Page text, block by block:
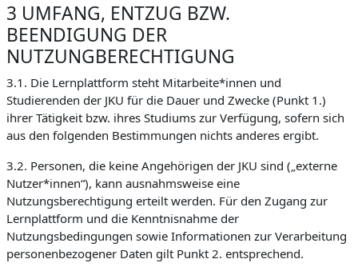
3 UMFANG, ENTZUG BZW.
BEENDIGUNG DER
NUTZUNGBERECHTIGUNG
3.1. Die Lernplattform steht Mitarbeite*innen und
Studierenden der JKU für die Dauer und Zwecke (Punkt 1.)
ihrer Tätigkeit bzw. ihres Studiums zur Verfügung, sofern sich
aus den folgenden Bestimmungen nichts anderes ergibt.
3.2. Personen, die keine Angehörigen der JKU sind („externe
Nutzer*innen“), kann ausnahmsweise eine
Nutzungsberechtigung erteilt werden. Für den Zugang zur
Lernplattform und die Kenntnisnahme der
Nutzungsbedingungen sowie Informationen zur Verarbeitung
personenbezogener Daten gilt Punkt 2. entsprechend.